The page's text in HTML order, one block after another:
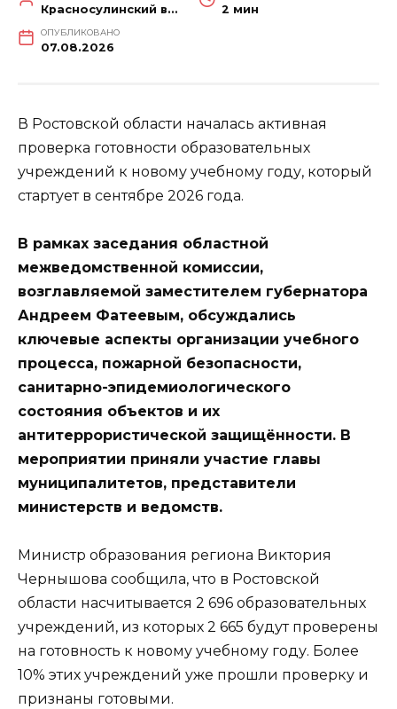
Красносулинский вестник 2 мин
ОПУБЛИКОВАНО
07.08.2026
В Ростовской области началась активная
проверка готовности образовательных
учреждений к новому учебному году, который
стартует в сентябре 2026 года.
В рамках заседания областной
межведомственной комиссии,
возглавляемой заместителем губернатора
Андреем Фатеевым, обсуждались
ключевые аспекты организации учебного
процесса, пожарной безопасности,
санитарно-эпидемиологического
состояния объектов и их
антитеррористической защищённости. В
мероприятии приняли участие главы
муниципалитетов, представители
министерств и ведомств.
Министр образования региона Виктория
Чернышова сообщила, что в Ростовской
области насчитывается 2 696 образовательных
учреждений, из которых 2 665 будут проверены
на готовность к новому учебному году. Более
10% этих учреждений уже прошли проверку и
признаны готовыми.